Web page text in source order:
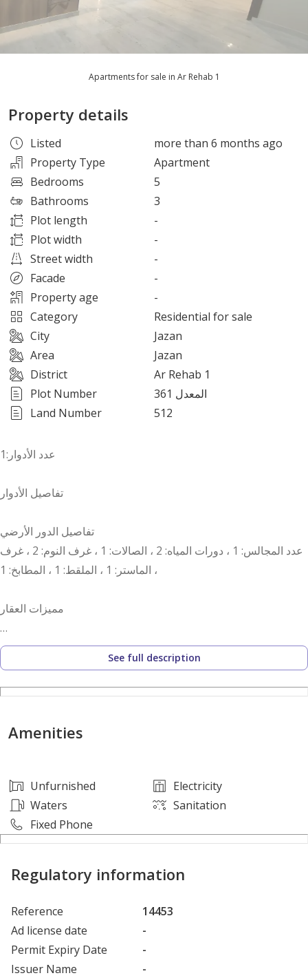
Apartments for sale in Ar Rehab 1
Property details
Listed
more than 6 months ago
Property Type
Apartment
Bedrooms
5
Bathrooms
3
Plot length
-
Plot width
-
Street width
-
Facade
-
Property age
-
Category
Residential for sale
City
Jazan
Area
Jazan
District
Ar Rehab 1
Plot Number
361 المعدل
Land Number
512
تفاصيل الأدوار
تفاصيل الدور الأرضي
عدد المجالس: 1 ، دورات المياه: 2 ، الصالات: 1 ، غرف النوم: 2 ، غرف
الماستر: 1 ، الملقط: 1 ، المطابخ: 1 ،
قريب من الخدمات ، نوافذ زجاج ، غرفة غسيل ، مصعد ، موقف
سيارات ،
See full description
Amenities
Unfurnished
Electricity
Waters
Sanitation
Fixed Phone
Regulatory information
Reference
14453
Ad license date
-
Permit Expiry Date
-
Issuer Name
-